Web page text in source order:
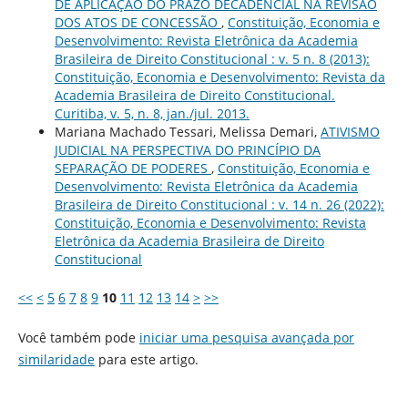
DE APLICAÇÃO DO PRAZO DECADENCIAL NA REVISÃO
DOS ATOS DE CONCESSÃO , Constituição, Economia e
Desenvolvimento: Revista Eletrônica da Academia
Brasileira de Direito Constitucional : v. 5 n. 8 (2013):
Constituição, Economia e Desenvolvimento: Revista da
Academia Brasileira de Direito Constitucional.
Curitiba, v. 5, n. 8, jan./jul. 2013.
Mariana Machado Tessari, Melissa Demari, ATIVISMO
JUDICIAL NA PERSPECTIVA DO PRINCÍPIO DA
SEPARAÇÃO DE PODERES , Constituição, Economia e
Desenvolvimento: Revista Eletrônica da Academia
Brasileira de Direito Constitucional : v. 14 n. 26 (2022):
Constituição, Economia e Desenvolvimento: Revista
Eletrônica da Academia Brasileira de Direito
Constitucional
<< < 5 6 7 8 9 10 11 12 13 14 > >>
Você também pode iniciar uma pesquisa avançada por
similaridadepara este artigo.